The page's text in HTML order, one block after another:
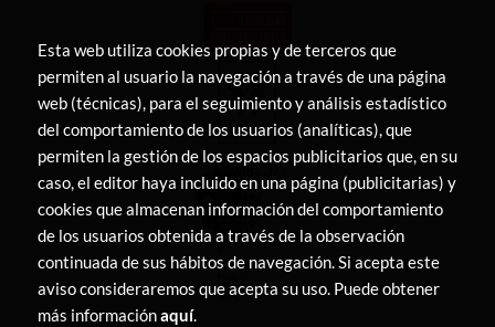
Esta web utiliza cookies propias y de terceros que
permiten al usuario la navegación a través de una página
web (técnicas), para el seguimiento y análisis estadístico
del comportamiento de los usuarios (analíticas), que
permiten la gestión de los espacios publicitarios que, en su
caso, el editor haya incluido en una página (publicitarias) y
cookies que almacenan información del comportamiento
de los usuarios obtenida a través de la observación
continuada de sus hábitos de navegación. Si acepta este
aviso consideraremos que acepta su uso. Puede obtener
más informaciónaquí.